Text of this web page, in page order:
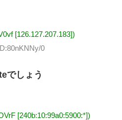
[126.127.207.183])
0
でしょう
[240b:10:99a0:5900:*])